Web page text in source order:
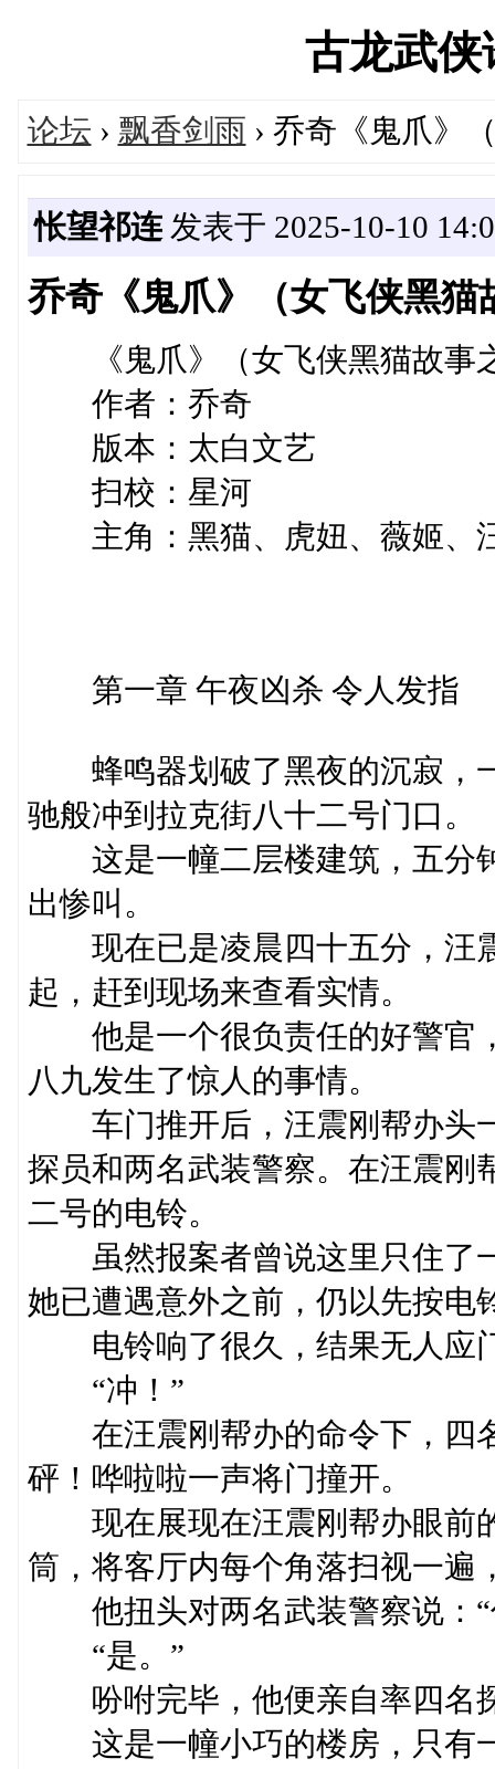
古龙武
论坛 › 飘香剑雨 › 乔奇《鬼爪》
怅望祁连发表于 2025-10-10
乔奇《鬼爪》（女飞侠黑猫
《鬼爪》（女飞侠黑猫故事
作者：乔奇
版本：太白文艺
扫校：星河
主角：黑猫、虎妞、薇姬、
第一章 午夜凶杀 令人发指
蜂鸣器划破了黑夜的沉寂，
驰般冲到拉克街八十二号门口。
这是一幢二层楼建筑，五分
出惨叫。
现在已是凌晨四十五分，汪
起，赶到现场来查看实情。
他是一个很负责任的好警官
八九发生了惊人的事情。
车门推开后，汪震刚帮办头
探员和两名武装警察。在汪震刚
二号的电铃。
虽然报案者曾说这里只住了
她已遭遇意外之前，仍以先按电
电铃响了很久，结果无人应
“冲！”
在汪震刚帮办的命令下，四
砰！哗啦啦一声将门撞开。
现在展现在汪震刚帮办眼前
筒，将客厅内每个角落扫视一遍
他扭头对两名武装警察说：“
“是。”
吩咐完毕，他便亲自率四名
这是一幢小巧的楼房，只有